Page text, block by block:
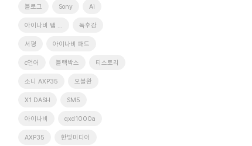
블로그 Sony Ai
아이나비 탭 xd9 독후감
서평 아이나비 패드
c언어 블랙박스 티스토리
소니 AXP35 오블완
X1 DASH SM5
아이나비 qxd1000a
AXP35 한빛미디어